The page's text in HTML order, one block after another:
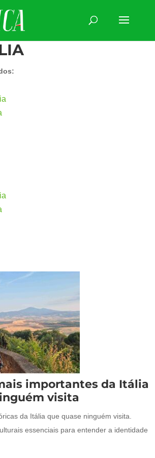
importantes da Itália
visita
da Itália que quase ninguém visita.
essenciais para entender a identidade